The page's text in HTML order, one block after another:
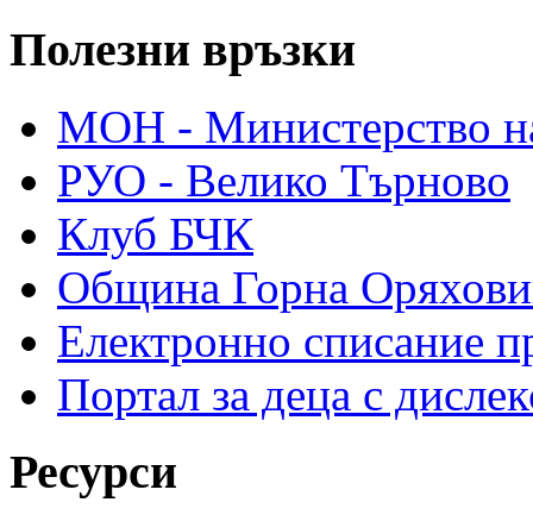
Полезни връзки
МОН - Министерство на
РУО - Велико Търново
Клуб БЧК
Община Горна
Електронно списание
Портал за деца с
Ресурси